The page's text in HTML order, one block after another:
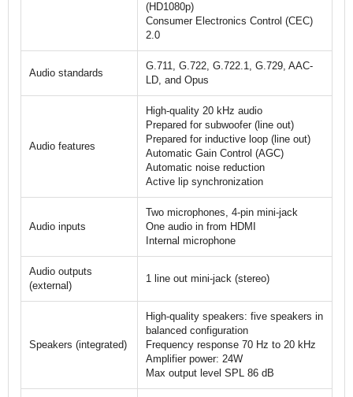
(HD1080p)
Consumer Electronics Control (CEC)
2.0
Audio standards
G.711, G.722, G.722.1, G.729, AAC-
LD, and Opus
Audio features
High-quality 20 kHz audio
Prepared for subwoofer (line out)
Prepared for inductive loop (line out)
Automatic Gain Control (AGC)
Automatic noise reduction
Active lip synchronization
Audio inputs
Two microphones, 4-pin mini-jack
One audio in from HDMI
Internal microphone
Audio outputs
(external)
1 line out mini-jack (stereo)
Speakers (integrated)
High-quality speakers: five speakers in
balanced configuration
Frequency response 70 Hz to 20 kHz
Amplifier power: 24W
Max output level SPL 86 dB